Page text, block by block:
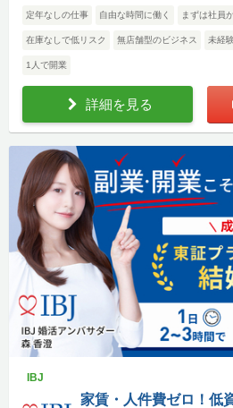
定年なしの仕事 自由な時間に働く まずは社員
在庫なしで低リスク 無店舗型のビジネス 未経
1人で開業
詳細を見る
IBJ
家賃・人件費ゼロ！低